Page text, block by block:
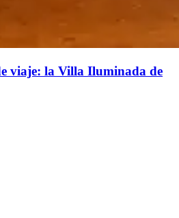
viaje: la Villa Iluminada de